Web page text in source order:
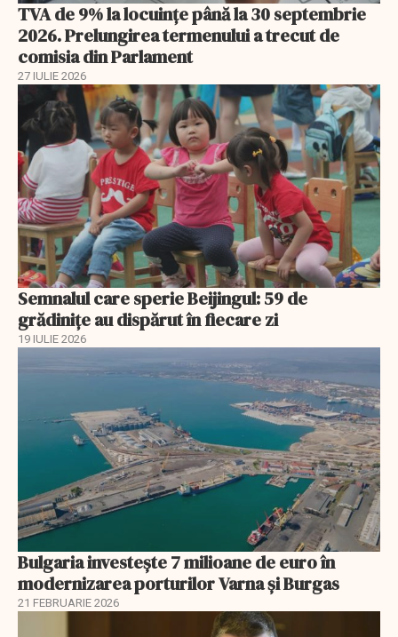
TVA de 9% la locuințe până la 30 septembrie
2026. Prelungirea termenului a trecut de
comisia din Parlament
27 IULIE 2026
Semnalul care sperie Beijingul: 59 de
grădinițe au dispărut în fiecare zi
19 IULIE 2026
Bulgaria investește 7 milioane de euro în
modernizarea porturilor Varna și Burgas
21 FEBRUARIE 2026